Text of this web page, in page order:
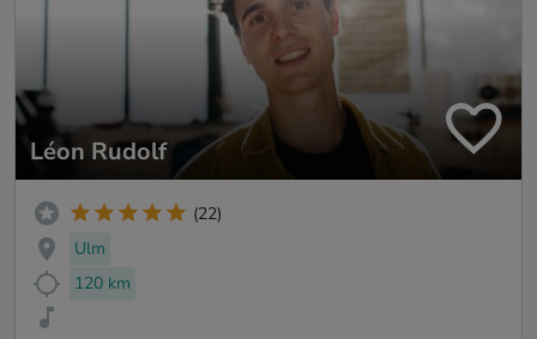
Léon Rudolf
(22)
Ulm
120 km